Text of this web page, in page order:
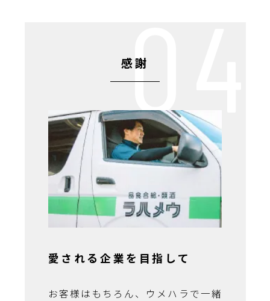
感謝
愛される企業を目指して
お客様はもちろん、ウメハラで一緒